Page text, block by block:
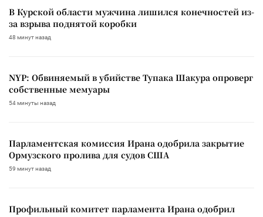
В Курской области мужчина лишился конечностей из-
за взрыва поднятой коробки
48 минут назад
NYP: Обвиняемый в убийстве Тупака Шакура опроверг
собственные мемуары
54 минуты назад
Парламентская комиссия Ирана одобрила закрытие
Ормузского пролива для судов США
59 минут назад
Профильный комитет парламента Ирана одобрил